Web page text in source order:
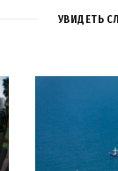
УВИДЕТЬ